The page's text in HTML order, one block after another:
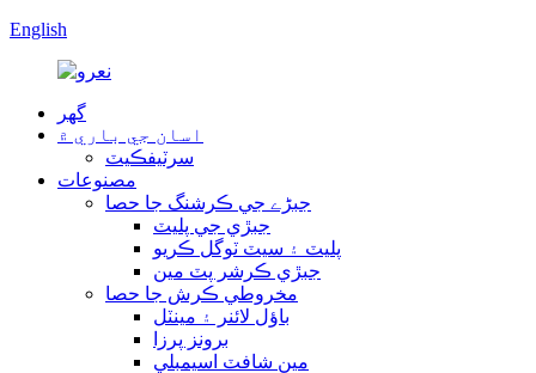
English
گھر
اسان جي باري ۾
سرٽيفڪيٽ
مصنوعات
جبڑے جي ڪرشنگ جا حصا
جبڙي جي پليٽ
پليٽ ۽ سيٽ ٽوگل ڪريو
جبڙي ڪرشر پٽ مين
مخروطي ڪرش جا حصا
باؤل لائنر ۽ مينٽل
برونز پرزا
مين شافٽ اسيمبلي